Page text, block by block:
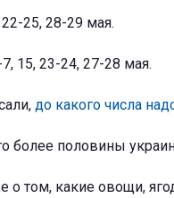
25, 28-29 мая.
15, 23-24, 27-28 мая.
до какого числа
более половины
о том, какие овощи,